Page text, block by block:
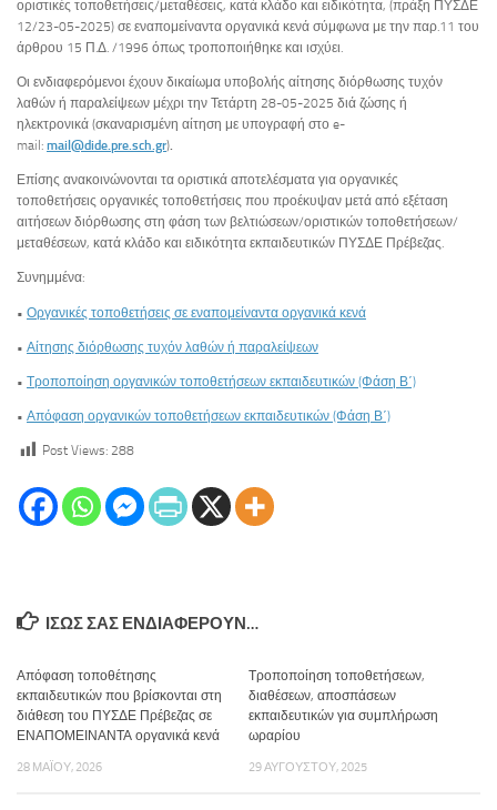
οριστικές τοποθετήσεις/μεταθέσεις, κατά κλάδο και ειδικότητα, (πράξη ΠΥΣΔΕ
12/23-05-2025) σε εναπομείναντα οργανικά κενά σύμφωνα με την παρ.11 του
άρθρου 15 Π.Δ. /1996 όπως τροποποιήθηκε και ισχύει.
Οι ενδιαφερόμενοι έχουν δικαίωμα υποβολής αίτησης διόρθωσης τυχόν
λαθών ή παραλείψεων μέχρι την Τετάρτη 28-05-2025 διά ζώσης ή
ηλεκτρονικά (σκαναρισμένη αίτηση με υπογραφή στο e-
mail: mail@dide.pre.sch.gr).
Επίσης ανακοινώνονται τα οριστικά αποτελέσματα για οργανικές
τοποθετήσεις οργανικές τοποθετήσεις που προέκυψαν μετά από εξέταση
αιτήσεων διόρθωσης στη φάση των βελτιώσεων/οριστικών τοποθετήσεων/
μεταθέσεων, κατά κλάδο και ειδικότητα εκπαιδευτικών ΠΥΣΔΕ Πρέβεζας.
Συνημμένα:
• Οργανικές τοποθετήσεις σε εναπομείναντα οργανικά κενά
• Αίτησης διόρθωσης τυχόν λαθών ή παραλείψεων
• Τροποποίηση οργανικών τοποθετήσεων εκπαιδευτικών (Φάση Β΄)
• Απόφαση οργανικών τοποθετήσεων εκπαιδευτικών (Φάση Β΄)
Post Views: 288
ΊΣΩΣ ΣΑΣ ΕΝΔΙΑΦΈΡΟΥΝ…
Απόφαση τοποθέτησης
εκπαιδευτικών που βρίσκονται στη
διάθεση του ΠΥΣΔΕ Πρέβεζας σε
ΕΝΑΠΟΜΕΙΝΑΝΤΑ οργανικά κενά
28 ΜΑΪ́ΟΥ, 2026
Τροποποίηση τοποθετήσεων,
διαθέσεων, αποσπάσεων
εκπαιδευτικών για συμπλήρωση
ωραρίου
29 ΑΥΓΟΎΣΤΟΥ, 2025